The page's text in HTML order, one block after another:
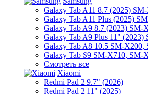
Galaxy Tab A11 8.7 (2025)
Galaxy Tab A11 Plus (2025)
Galaxy Tab A9 8.7 (2023) SM-
Galaxy Tab A9 Plus 11"
Galaxy Tab A8 10.5 SM-X200,
Galaxy Tab S9 SM-X710, SM-
Смотреть все
Xiaomi
Redmi Pad 2 9.7" (2026)
Redmi Pad 2 11" (2025)